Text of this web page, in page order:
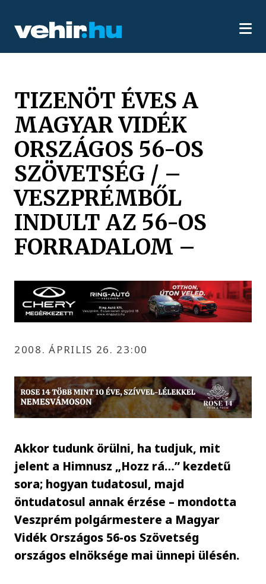
TIZENÖT ÉVES A
MAGYAR VIDÉK
ORSZÁGOS 56-OS
SZÖVETSÉG / –
VESZPRÉMBŐL
INDULT AZ 56-OS
FORRADALOM –
2008. ÁPRILIS 26. 23:00
Akkor tudunk örülni, ha tudjuk, mit
jelent a Himnusz „Hozz rá…” kezdetű
sora; hogyan tudatosul, majd
öntudatosul annak érzése – mondotta
Veszprém polgármestere a Magyar
Vidék Országos 56-os Szövetség
országos elnöksége mai ünnepi ülésén.